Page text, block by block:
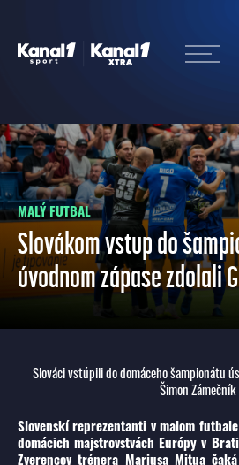
MALÝ FUTBAL
Slovákom vstup do
úvodnom zápase zdolali
Slováci vstúpili do domáceho šampionátu
Šimon Zámečník
Slovenskí reprezentanti v malom
domácich majstrovstvách Európy v
Zverencov trénera Mariusa Mitua